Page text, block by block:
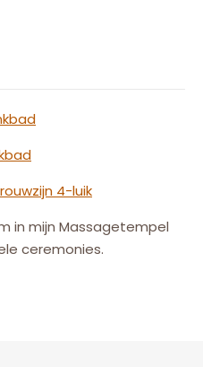
zijn 4-luik
in mijn Massagetempel
ceremonies.